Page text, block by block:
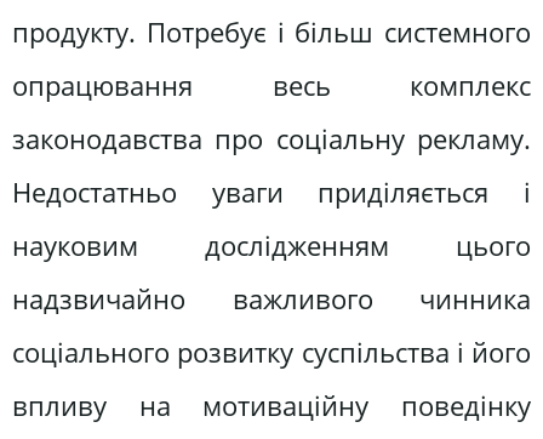
продукту. Потребує і більш системного
опрацювання весь комплекс
законодавства про соціальну рекламу.
Недостатньо уваги приділяється і
науковим дослідженням цього
надзвичайно важливого чинника
соціального розвитку суспільства і його
впливу на мотиваційну поведінку